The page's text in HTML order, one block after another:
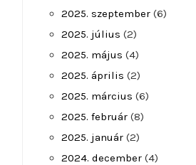
2025. szeptember (6)
2025. július (2)
2025. május (4)
2025. április (2)
2025. március (6)
2025. február (8)
2025. január (2)
2024. december (4)